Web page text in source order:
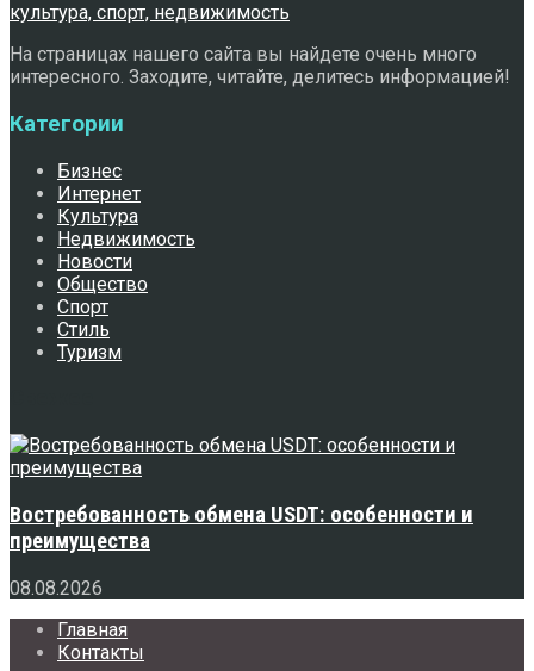
На страницах нашего сайта вы найдете очень много
интересного. Заходите, читайте, делитесь информацией!
Категории
Бизнес
Интернет
Культура
Недвижимость
Новости
Общество
Спорт
Стиль
Туризм
Востребованность обмена USDT: особенности и
преимущества
08.08.2026
Главная
Контакты